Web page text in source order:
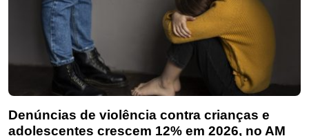
Denúncias de violência contra crianças e
adolescentes crescem 12% em 2026, no AM